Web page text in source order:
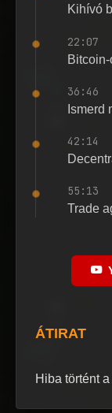
Kihívó
22:07
36:46
Ismerd
42:14
55:13
Trade
ÁTIRAT
Hiba történt